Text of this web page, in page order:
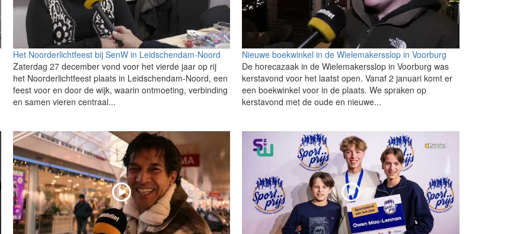
Het Noorderlichtfeest bij SenW in Leidschendam-Noord
Zaterdag 27 december vond voor het vierde jaar op rij
het Noorderlichtfeest plaats in Leidschendam-Noord, een
feest voor en door de wijk, waarin ontmoeting, verbinding
en samen vieren centraal...
Nieuwe boekwinkel in de Wielemakersslop in Voorburg
De horecazaak in de Wielemakersslop in Voorburg was
kerstavond voor het laatst open. Vanaf 2 januari komt er
een boekwinkel voor in de plaats. We spraken op
kerstavond met de oude en nieuwe...